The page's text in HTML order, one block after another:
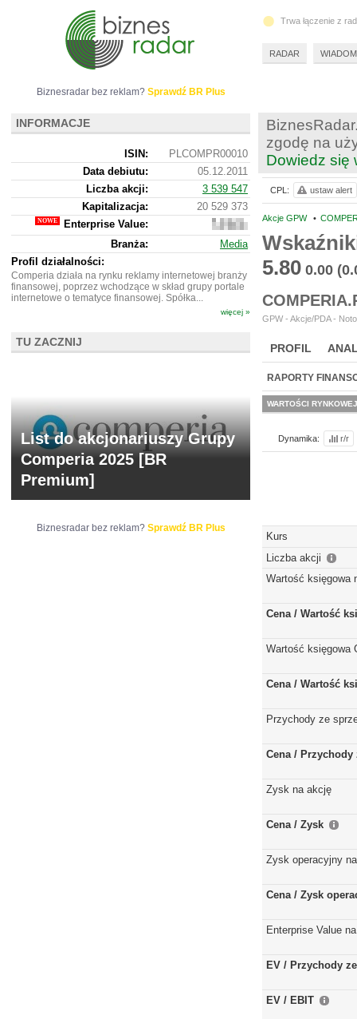
zgodę na
Dowiedz się
Akcje GPW •
5.80 0.00
GPW - Akcje/PDA -
PROFIL
BR LAB
RAPORTY
WARTOŚCI RYNKOWEJ
Dynamika: r/r
Kurs
Liczba akcji
Wartość księgowa
Cena / Wartość
Wartość księgowa
Cena / Wartość
Przychody ze
Cena / Przychody
Zysk na akcję
Cena / Zysk
Zysk operacyjny
Cena / Zysk
Enterprise Value
EV / Przychody
EV / EBIT
CPL: ustaw alert
Biznesradar bez reklam? Sprawdź BR Plus
INFORMACJE
ISIN:
PLCOMPR00010
Data debiutu:
05.12.2011
Liczba akcji:
3 539 547
Kapitalizacja:
20 529 373
Enterprise Value:
18
652
373
Branża:
Media
Profil działalności:
Comperia działa na rynku reklamy internetowej branży
finansowej, poprzez wchodzące w skład grupy portale
internetowe o tematyce finansowej. Spółka...
więcej »
TU ZACZNIJ
List do akcjonariuszy Grupy
Comperia 2025 [BR
Premium]
Biznesradar bez reklam? Sprawdź BR Plus
Trwa łączenie z
RADAR